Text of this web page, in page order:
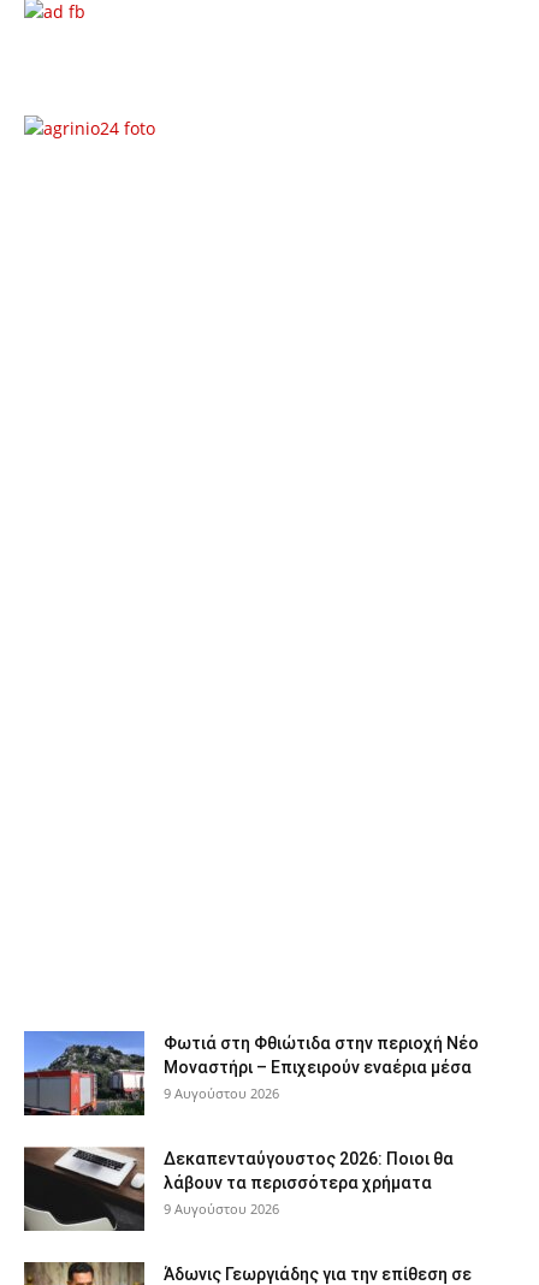
Φωτιά στη Φθιώτιδα στην περιοχή Νέο
Μοναστήρι – Επιχειρούν εναέρια μέσα
9 Αυγούστου 2026
Δεκαπενταύγουστος 2026: Ποιοι θα
λάβουν τα περισσότερα χρήματα
9 Αυγούστου 2026
Άδωνις Γεωργιάδης για την επίθεση σε